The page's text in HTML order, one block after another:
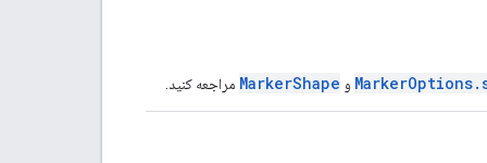
و MarkerShape مراجعه کنید.